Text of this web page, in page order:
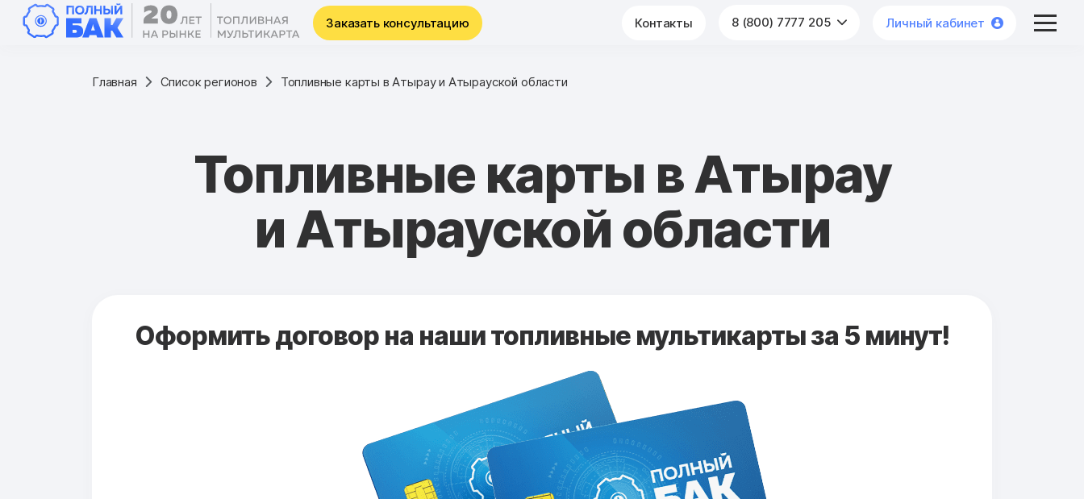
Заказать консультацию Контакты 8 (800) 7777 205 Личный кабинет
Главная Список регионов Топливные карты в Атырау и Атырауской области
Топливные карты в Атырау
и Атырауской области
Оформить договор на наши топливные мультикарты за 5 минут!